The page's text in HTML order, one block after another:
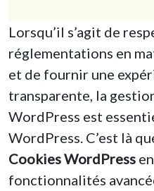
Lorsqu’il s’agit de
réglementations en
et de fournir une
transparente, la
WordPress est
WordPress. C’est là
Cookies WordPress
fonctionnalités